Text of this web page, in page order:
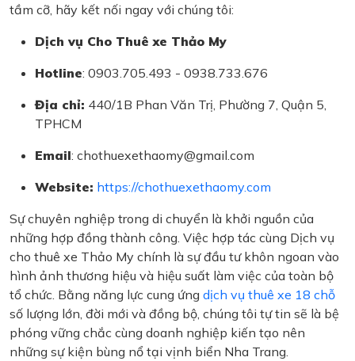
tầm cỡ, hãy kết nối ngay với chúng tôi:
Dịch vụ Cho Thuê xe Thảo My
Hotline: 0903.705.493 - 0938.733.676
Địa chỉ: 440/1B Phan Văn Trị, Phường 7, Quận 5,
TPHCM
Email: chothuexethaomy@gmail.com
Website: https://chothuexethaomy.com
Sự chuyên nghiệp trong di chuyển là khởi nguồn của
những hợp đồng thành công. Việc hợp tác cùng Dịch vụ
cho thuê xe Thảo My chính là sự đầu tư khôn ngoan vào
hình ảnh thương hiệu và hiệu suất làm việc của toàn bộ
tổ chức. Bằng năng lực cung ứng dịch vụ thuê xe 18 chỗ
số lượng lớn, đời mới và đồng bộ, chúng tôi tự tin sẽ là bệ
phóng vững chắc cùng doanh nghiệp kiến tạo nên
những sự kiện bùng nổ tại vịnh biển Nha Trang.